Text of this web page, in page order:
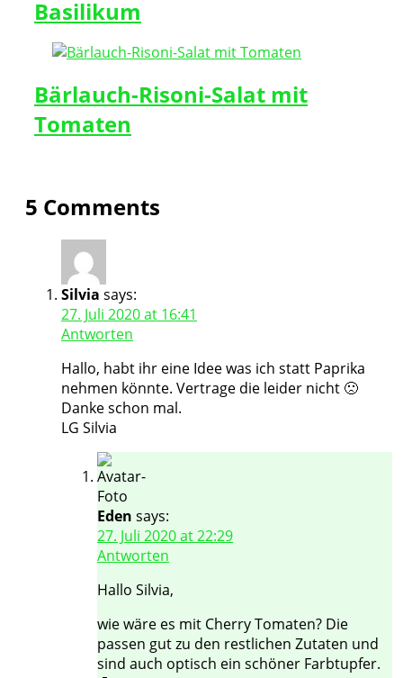
Basilikum
Bärlauch-Risoni-Salat mit
Tomaten
5 Comments
Silvia says:
27. Juli 2020 at 16:41
Antworten
Hallo, habt ihr eine Idee was ich statt Paprika
nehmen könnte. Vertrage die leider nicht 🙁
Danke schon mal.
LG Silvia
Eden says:
27. Juli 2020 at 22:29
Antworten
Hallo Silvia,
wie wäre es mit Cherry Tomaten? Die
passen gut zu den restlichen Zutaten und
sind auch optisch ein schöner Farbtupfer.